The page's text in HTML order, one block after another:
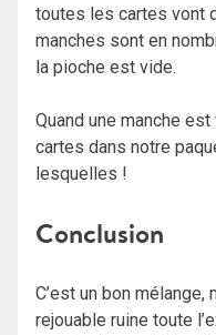
toutes les cartes vont
manches sont en
la pioche est vide.
Quand une manche
cartes dans notre
lesquelles !
Conclusion
C’est un bon
rejouable ruine toute